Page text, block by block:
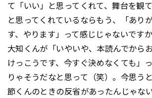
て「いい」と思ってくれて、舞台を観
と思ってくれているならもう、「あり
す、やります」って感じじゃないです
大知くんが「いやいや、本読んでから
けっこうです、今すぐ決めなくても」
りゃそうだなと思って（笑）。今思う
節くんのときの反省があったんじゃな